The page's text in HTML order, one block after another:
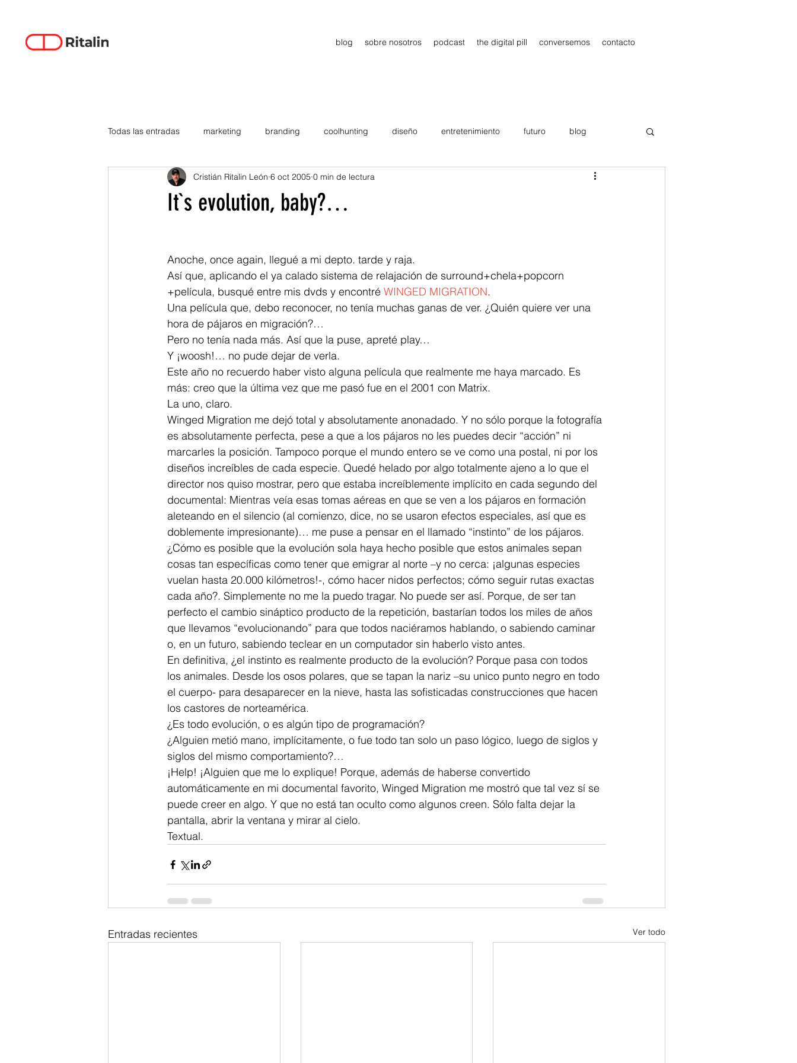
blog sobre nosotros podcast the digital pill conversemos contacto
Todas las entradas marketing branding coolhunting diseño entretenimiento futuro blog
data-driven creativity emprendimiento estrategia Publicidad
It`s evolution, baby?…
Cristián Ritalin León 6 oct 2005 0 min de lectura
Anoche, once again, llegué a mi depto. tarde y raja.
Así que, aplicando el ya calado sistema de relajación de surround+chela+popcorn
+película, busqué entre mis dvds y encontré WINGED MIGRATION.
Una película que, debo reconocer, no tenía muchas ganas de ver. ¿Quién quiere ver una
hora de pájaros en migración?…
Pero no tenía nada más. Así que la puse, apreté play…
Y ¡woosh!… no pude dejar de verla.
Este año no recuerdo haber visto alguna película que realmente me haya marcado. Es
más: creo que la última vez que me pasó fue en el 2001 con Matrix.
La uno, claro.
Winged Migration me dejó total y absolutamente anonadado. Y no sólo porque la fotografía
es absolutamente perfecta, pese a que a los pájaros no les puedes decir “acción” ni
marcarles la posición. Tampoco porque el mundo entero se ve como una postal, ni por los
diseños increíbles de cada especie. Quedé helado por algo totalmente ajeno a lo que el
director nos quiso mostrar, pero que estaba increíblemente implícito en cada segundo del
documental: Mientras veía esas tomas aéreas en que se ven a los pájaros en formación
aleteando en el silencio (al comienzo, dice, no se usaron efectos especiales, así que es
doblemente impresionante)… me puse a pensar en el llamado “instinto” de los pájaros.
¿Cómo es posible que la evolución sola haya hecho posible que estos animales sepan
cosas tan específicas como tener que emigrar al norte –y no cerca: ¡algunas especies
vuelan hasta 20.000 kilómetros!-, cómo hacer nidos perfectos; cómo seguir rutas exactas
cada año?. Simplemente no me la puedo tragar. No puede ser así. Porque, de ser tan
perfecto el cambio sináptico producto de la repetición, bastarían todos los miles de años
que llevamos “evolucionando” para que todos naciéramos hablando, o sabiendo caminar
o, en un futuro, sabiendo teclear en un computador sin haberlo visto antes.
En definitiva, ¿el instinto es realmente producto de la evolución? Porque pasa con todos
los animales. Desde los osos polares, que se tapan la nariz –su unico punto negro en todo
el cuerpo- para desaparecer en la nieve, hasta las sofisticadas construcciones que hacen
los castores de norteamérica.
¿Es todo evolución, o es algún tipo de programación?
¿Alguien metió mano, implícitamente, o fue todo tan solo un paso lógico, luego de siglos y
siglos del mismo comportamiento?…
¡Help! ¡Alguien que me lo explique! Porque, además de haberse convertido
automáticamente en mi documental favorito, Winged Migration me mostró que tal vez sí se
puede creer en algo. Y que no está tan oculto como algunos creen. Sólo falta dejar la
pantalla, abrir la ventana y mirar al cielo.
Textual.
Entradas recientes Ver todo